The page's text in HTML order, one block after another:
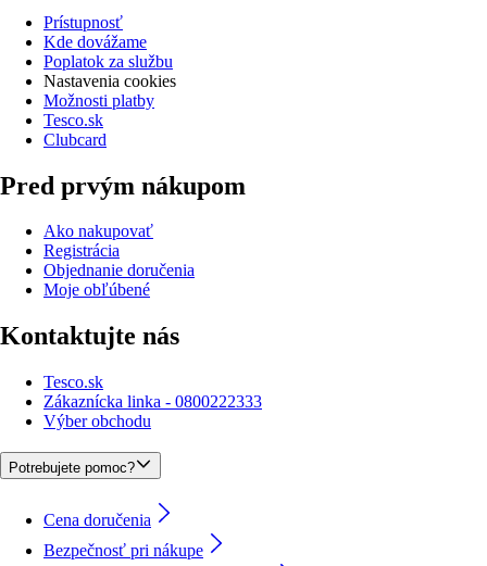
Prístupnosť
Kde dovážame
Poplatok za službu
Nastavenia cookies
Možnosti platby
Tesco.sk
Clubcard
Pred prvým nákupom
Ako nakupovať
Registrácia
Objednanie doručenia
Moje obľúbené
Kontaktujte nás
Tesco.sk
Zákaznícka linka - 0800222333
Výber obchodu
Potrebujete pomoc?
Cena doručenia
Bezpečnosť pri nákupe